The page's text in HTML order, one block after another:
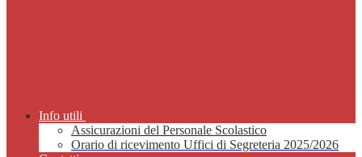
Info utili
Assicurazioni del Personale Scolastico
Orario di ricevimento Uffici di Segreteria 2025/2026